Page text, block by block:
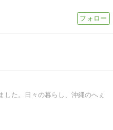
した。日々の暮らし、沖縄のへぇ